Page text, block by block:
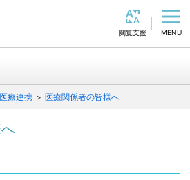
閲
支
N
りがなをつける
当院の取り組み
療連携 医療関係者の皆様へ